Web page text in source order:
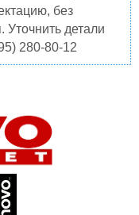
без
Уточнить детали
280-80-12